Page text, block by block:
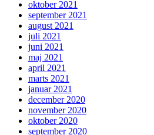
oktober 2021
september 2021
august 2021
juli 2021
juni 2021
maj 2021
april 2021
marts 2021
januar 2021
december 2020
november 2020
oktober 2020
september 2020